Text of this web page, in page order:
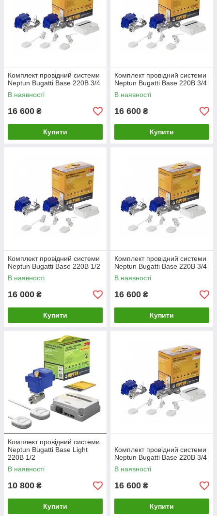
Комплект провідний системи
Neptun Bugatti Base 220B 3/4
В наявності
16 600 ₴
Купити
Комплект провідний системи
Neptun Bugatti Base 220B 3/4
В наявності
16 600 ₴
Купити
Комплект провідний системи
Neptun Bugatti Base 220B 1/2
В наявності
16 000 ₴
Купити
Комплект провідний системи
Neptun Bugatti Base 220B 3/4
В наявності
16 600 ₴
Купити
Комплект провідний системи
Neptun Bugatti Base Light
220В 1/2
В наявності
10 800 ₴
Купити
Комплект провідний системи
Neptun Bugatti Base 220B 3/4
В наявності
16 600 ₴
Купити